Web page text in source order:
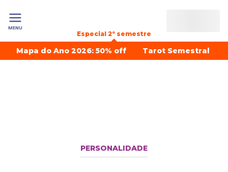
MENU
Especial 2º semestre
Mapa do Ano 2026: 50% off Tarot Semestral
PERSONALIDADE